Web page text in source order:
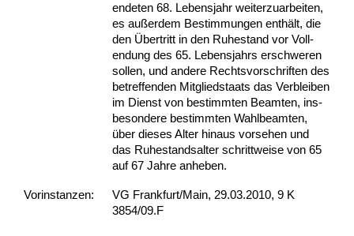
ende­ten 68. Le­bens­jahr wei­ter­zu­ar­bei­ten,
es außer­dem Be­stim­mun­gen enthält, die
den Über­tritt in den Ru­he­stand vor Voll­
endung des 65. Le­bens­jahrs er­schwe­ren
sol­len, und an­de­re Rechts­vor­schrif­ten des
be­tref­fen­den Mit­glied­staats das Ver­blei­ben
im Dienst von be­stimm­ten Be­am­ten, ins­
be­son­de­re be­stimm­ten Wahl­be­am­ten,
über die­ses Al­ter hin­aus vor­se­hen und
das Ru­he­stands­al­ter schritt­wei­se von 65
auf 67 Jah­re an­he­ben.
Vor­ins­tan­zen:
VG Frankfurt/Main, 29.03.2010, 9 K
3854/09.F